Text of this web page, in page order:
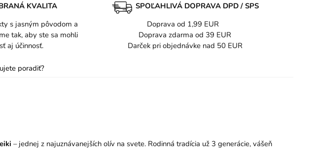
KVALITA
s jasným pôvodom a
tak, aby ste sa mohli
aj účinnosť.
SPOĽAHLIVÁ DOPRAVA DPD / SPS
Doprava od 1,99 EUR
Doprava zdarma od 39 EUR
Darček pri objednávke nad 50 EUR
poradiť?
– jednej z najuznávanejších olív na svete. Rodinná tradícia už 3 generácie, vášeň